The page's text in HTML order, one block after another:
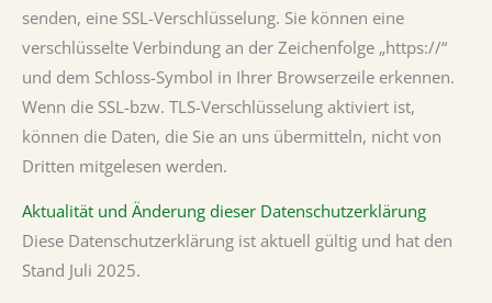
senden, eine SSL-Verschlüsselung. Sie können eine
verschlüsselte Verbindung an der Zeichenfolge „https://“
und dem Schloss-Symbol in Ihrer Browserzeile erkennen.
Wenn die SSL-bzw. TLS-Verschlüsselung aktiviert ist,
können die Daten, die Sie an uns übermitteln, nicht von
Dritten mitgelesen werden.
Aktualität und Änderung dieser Datenschutzerklärung
Diese Datenschutzerklärung ist aktuell gültig und hat den
Stand Juli 2025.